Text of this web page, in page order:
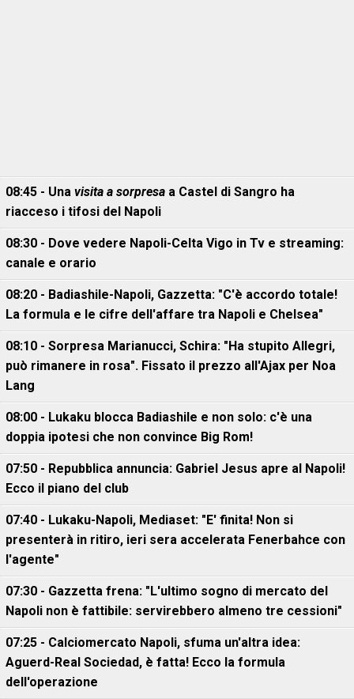
08:45 - Una visita a sorpresa a Castel di Sangro ha
riacceso i tifosi del Napoli
08:30 - Dove vedere Napoli-Celta Vigo in Tv e streaming:
canale e orario
08:20 - Badiashile-Napoli, Gazzetta: "C'è accordo totale!
La formula e le cifre dell'affare tra Napoli e Chelsea"
08:10 - Sorpresa Marianucci, Schira: "Ha stupito Allegri,
può rimanere in rosa". Fissato il prezzo all'Ajax per Noa
Lang
08:00 - Lukaku blocca Badiashile e non solo: c'è una
doppia ipotesi che non convince Big Rom!
07:50 - Repubblica annuncia: Gabriel Jesus apre al Napoli!
Ecco il piano del club
07:40 - Lukaku-Napoli, Mediaset: "E' finita! Non si
presenterà in ritiro, ieri sera accelerata Fenerbahce con
l'agente"
07:30 - Gazzetta frena: "L'ultimo sogno di mercato del
Napoli non è fattibile: servirebbero almeno tre cessioni"
07:25 - Calciomercato Napoli, sfuma un'altra idea:
Aguerd-Real Sociedad, è fatta! Ecco la formula
dell'operazione